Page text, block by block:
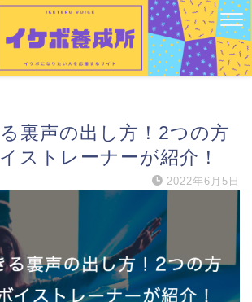
裏声の出し方！2つの方
ストレーナーが紹介！
2022年6月5日